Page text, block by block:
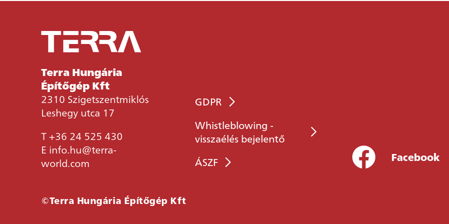
Terra Hungária
Építőgép Kft
2310 Szigetszentmiklós
Leshegy utca 17
T+36 24 525 430
E info.hu@terra-
world.com
GDPR
Whistleblowing -
visszaélés bejelentő
ÁSZF
Facebook
©Terra Hungária Építőgép Kft